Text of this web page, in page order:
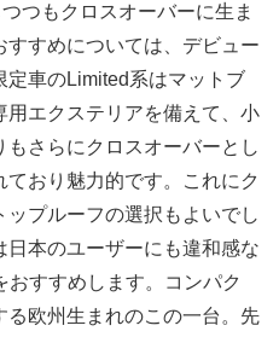
つもクロスオーバーに生ま
すめについては、デビュー
車のLimited系はマットブ
エクステリアを備えて、小
さらにクロスオーバーとし
おり魅力的です。これにク
プルーフの選択もよいでし
日本のユーザーにも違和感な
すすめします。コンパク
る欧州生まれのこの一台。先